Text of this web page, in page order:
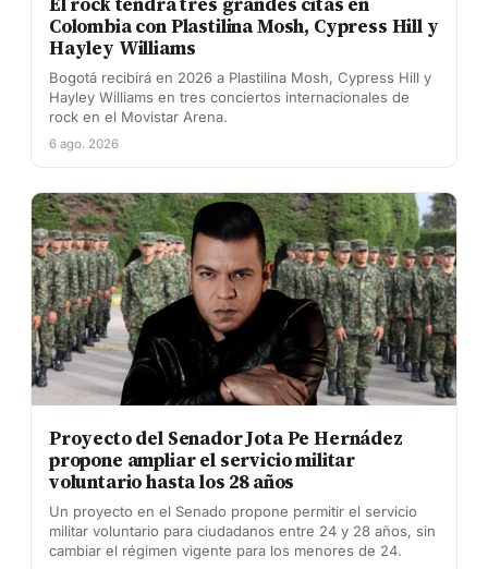
Colombia con Plastilina Mosh, Cypress Hill y
Hayley Williams
Bogotá recibirá en 2026 a Plastilina Mosh, Cypress Hill y
Hayley Williams en tres conciertos internacionales de
rock en el Movistar Arena.
6 ago. 2026
Proyecto del Senador Jota Pe Hernádez
propone ampliar el servicio militar
voluntario hasta los 28 años
Un proyecto en el Senado propone permitir el servicio
militar voluntario para ciudadanos entre 24 y 28 años, sin
cambiar el régimen vigente para los menores de 24.